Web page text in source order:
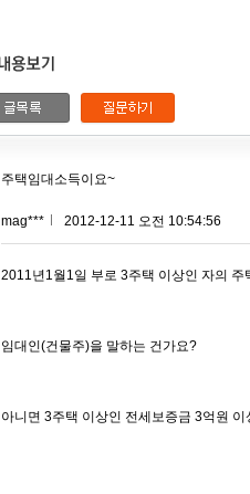
주택임대소득이요~
mag*** 2012-12-11 오전 10:54:56
2011년1월1일 부로 3주택 이상인 자의
임대인(건물주)을 말하는 건가요?
아니면 3주택 이상인 전세보증금 3억원